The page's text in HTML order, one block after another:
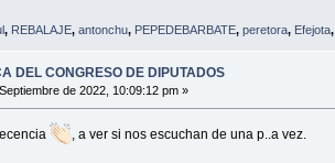
, REBALAJE, antonchu, PEPEDEBARBATE, peretora, Efejota,
DEL CONGRESO DE DIPUTADOS
de 2022, 10:09:12 pm »
, a ver si nos escuchan de una p..a vez.